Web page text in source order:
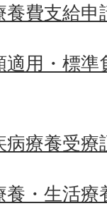
養費支給申
適用・標
療養受療
養・生活